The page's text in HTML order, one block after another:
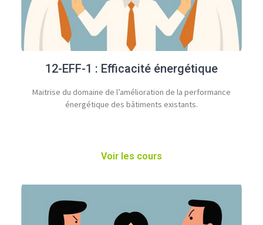
12-EFF-1 : Efficacité énergétique
Maitrise du domaine de l’amélioration de la performance
énergétique des bâtiments existants.​
Voir les cours